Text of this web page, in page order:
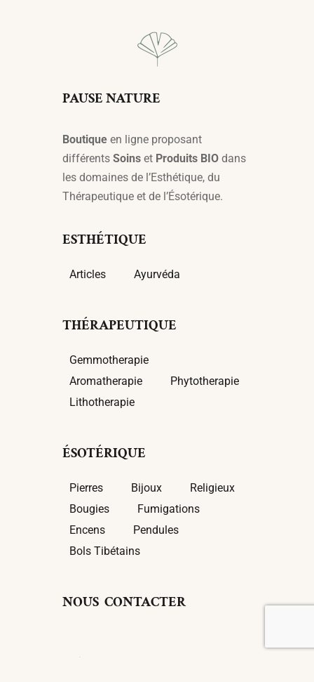
PAUSE NATURE
Boutique en ligne proposant
différents Soins et Produits BIO dans
les domaines de l’Esthétique, du
Thérapeutique et de l’Ésotérique.
ESTHÉTIQUE
Articles Ayurvéda
THÉRAPEUTIQUE
Gemmotherapie
Aromatherapie
Phytotherapie
Lithotherapie
ÉSOTÉRIQUE
Pierres Bijoux
Religieux
Bougies
Fumigations
Encens
Pendules
Bols Tibétains
NOUS CONTACTER
Mail :